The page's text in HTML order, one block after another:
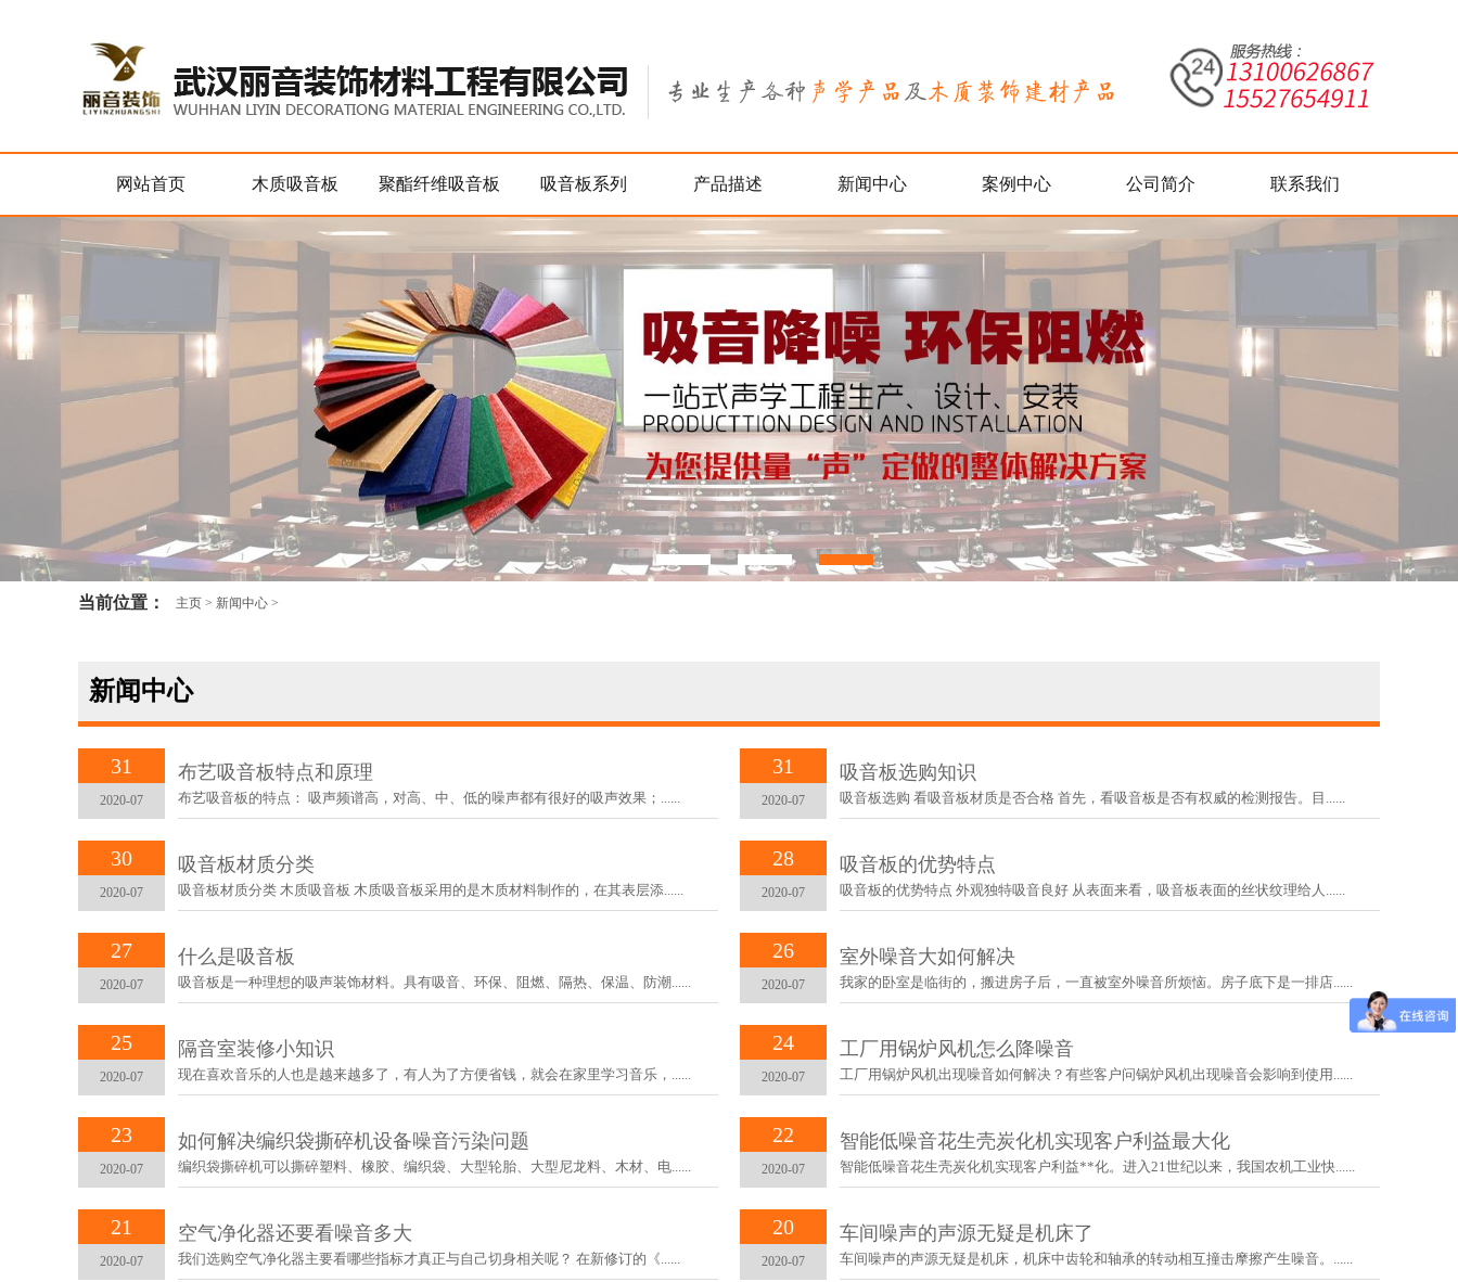
网站首页 木质吸音板 聚酯纤维吸音板 吸音板系列 产品描述 新闻中心 案例中心 公司简介 联系我们
当前位置： 主页 > 新闻中心 >
新闻中心
31
2020-07
布艺吸音板特点和原理
布艺吸音板的特点： 吸声频谱高，对高、中、低的噪声都有很好的吸声效果；......
31
2020-07
吸音板选购知识
吸音板选购 看吸音板材质是否合格 首先，看吸音板是否有权威的检测报告。目......
30
2020-07
吸音板材质分类
吸音板材质分类 木质吸音板 木质吸音板采用的是木质材料制作的，在其表层添......
28
2020-07
吸音板的优势特点
吸音板的优势特点 外观独特吸音良好 从表面来看，吸音板表面的丝状纹理给人......
27
2020-07
什么是吸音板
吸音板是一种理想的吸声装饰材料。具有吸音、环保、阻燃、隔热、保温、防潮......
26
2020-07
室外噪音大如何解决
我家的卧室是临街的，搬进房子后，一直被室外噪音所烦恼。房子底下是一排店......
25
2020-07
隔音室装修小知识
现在喜欢音乐的人也是越来越多了，有人为了方便省钱，就会在家里学习音乐，......
24
2020-07
工厂用锅炉风机怎么降噪音
工厂用锅炉风机出现噪音如何解决？有些客户问锅炉风机出现噪音会影响到使用......
23
2020-07
如何解决编织袋撕碎机设备噪音污染问题
编织袋撕碎机可以撕碎塑料、橡胶、编织袋、大型轮胎、大型尼龙料、木材、电......
22
2020-07
智能低噪音花生壳炭化机实现客户利益最大化
智能低噪音花生壳炭化机实现客户利益**化。进入21世纪以来，我国农机工业快......
21
2020-07
空气净化器还要看噪音多大
我们选购空气净化器主要看哪些指标才真正与自己切身相关呢？ 在新修订的《......
20
2020-07
车间噪声的声源无疑是机床了
车间噪声的声源无疑是机床，机床中齿轮和轴承的转动相互撞击摩擦产生噪音。......